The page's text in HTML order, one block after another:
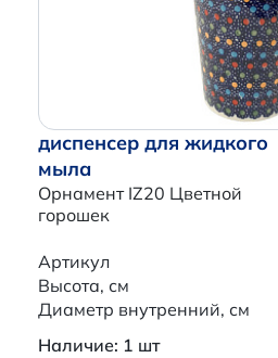
диспенсер для жидкого
мыла
Орнамент IZ20 Цветной
горошек
Артикул
Высота, см
Диаметр внутренний, см
Наличие: 1 шт